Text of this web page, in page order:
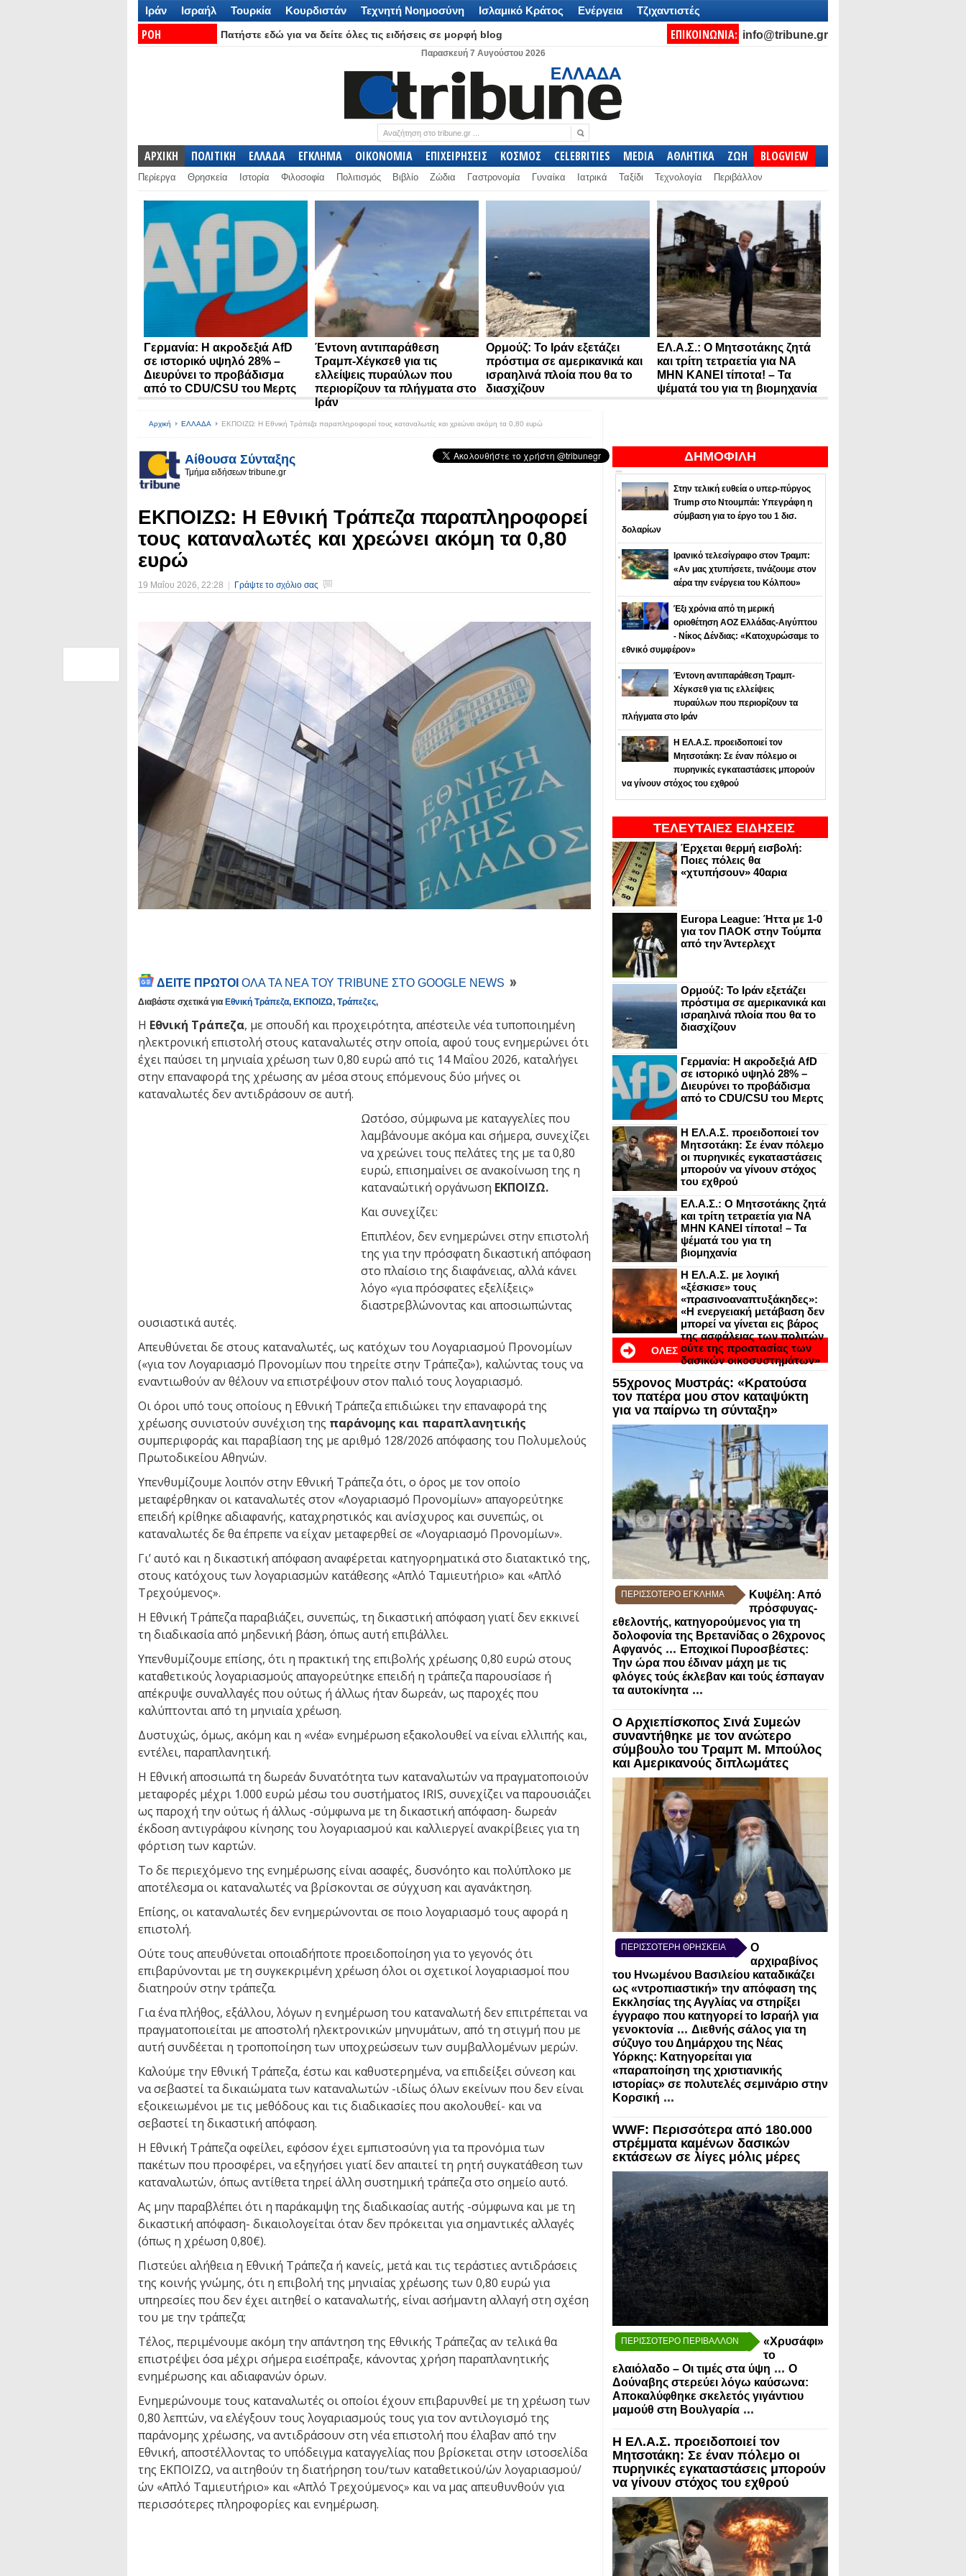
Ιράν Ισραήλ Τουρκία Κουρδιστάν Τεχνητή Νοημοσύνη Ισλαμικό Κράτος Ενέργεια Τζιχαντιστές
ΡΟΗ
Πατήστε εδώ για να δείτε όλες τις ειδήσεις σε μορφή blog ΕΠΙΚΟΙΝΩΝΙΑ: info@tribune.gr
Παρασκευή 7 Αυγούστου 2026
ΑΡΧΙΚΗ ΠΟΛΙΤΙΚΗ ΕΛΛΑΔΑ ΕΓΚΛΗΜΑ ΟΙΚΟΝΟΜΙΑ ΕΠΙΧΕΙΡΗΣΕΙΣ ΚΟΣΜΟΣ CELEBRITIES MEDIA ΑΘΛΗΤΙΚΑ ΖΩΗ BLOGVIEW
Περίεργα Θρησκεία Ιστορία Φιλοσοφία Πολιτισμός Βιβλίο Ζώδια Γαστρονομία Γυναίκα Ιατρικά Ταξίδι Τεχνολογία Περιβάλλον
Γερμανία: Η ακροδεξιά AfD
σε ιστορικό υψηλό 28% –
Διευρύνει το προβάδισμα
από το CDU/CSU του Μερτς
Έντονη αντιπαράθεση
Τραμπ-Χέγκσεθ για τις
ελλείψεις πυραύλων που
περιορίζουν τα πλήγματα στο
Ιράν
Ορμούζ: Το Ιράν εξετάζει
πρόστιμα σε αμερικανικά και
ισραηλινά πλοία που θα το
διασχίζουν
ΕΛ.Α.Σ.: Ο Μητσοτάκης ζητά
και τρίτη τετραετία για ΝΑ
ΜΗΝ ΚΑΝΕΙ τίποτα! – Τα
ψέματά του για τη βιομηχανία
ΔΗΜΟΦΙΛΗ
Στην τελική ευθεία ο υπερ-πύργος
Trump στο Ντουμπάι: Υπεγράφη η
σύμβαση για το έργο του 1 δισ.
δολαρίων
Ιρανικό τελεσίγραφο στον Τραμπ:
«Αν μας χτυπήσετε, τινάζουμε στον
αέρα την ενέργεια του Κόλπου»
Έξι χρόνια από τη μερική
οριοθέτηση ΑΟΖ Ελλάδας-Αιγύπτου
- Νίκος Δένδιας: «Κατοχυρώσαμε το
εθνικό συμφέρον»
Έντονη αντιπαράθεση Τραμπ-
Χέγκσεθ για τις ελλείψεις
πυραύλων που περιορίζουν τα
πλήγματα στο Ιράν
Η ΕΛ.Α.Σ. προειδοποιεί τον
Μητσοτάκη: Σε έναν πόλεμο οι
πυρηνικές εγκαταστάσεις μπορούν
να γίνουν στόχος του εχθρού
ΤΕΛΕΥΤΑΙΕΣ ΕΙΔΗΣΕΙΣ
Έρχεται θερμή εισβολή:
Ποιες πόλεις θα
«χτυπήσουν» 40αρια
Europa League: Ήττα με 1-0
για τον ΠΑΟΚ στην Τούμπα
από την Άντερλεχτ
Ορμούζ: Το Ιράν εξετάζει
πρόστιμα σε αμερικανικά και
ισραηλινά πλοία που θα το
διασχίζουν
Γερμανία: Η ακροδεξιά AfD
σε ιστορικό υψηλό 28% –
Διευρύνει το προβάδισμα
από το CDU/CSU του Μερτς
Η ΕΛ.Α.Σ. προειδοποιεί τον
Μητσοτάκη: Σε έναν πόλεμο
οι πυρηνικές εγκαταστάσεις
μπορούν να γίνουν στόχος
του εχθρού
ΕΛ.Α.Σ.: Ο Μητσοτάκης ζητά
και τρίτη τετραετία για ΝΑ
ΜΗΝ ΚΑΝΕΙ τίποτα! – Τα
ψέματά του για τη
βιομηχανία
Η ΕΛ.Α.Σ. με λογική
«ξέσκισε» τους
«πρασινοαναπτυξάκηδες»:
«Η ενεργειακή μετάβαση δεν
μπορεί να γίνεται εις βάρος
της ασφάλειας των πολιτών
ούτε της προστασίας των
δασικών οικοσυστημάτων»
ΟΛΕΣ
ΟΙ
ΕΙΔΗΣΕΙΣ ΣΕ BLOGVIEW
55χρονος Μυστράς: «Κρατούσα
τον πατέρα μου στον καταψύκτη
για να παίρνω τη σύνταξη»
ΠΕΡΙΣΣΟΤΕΡΟ ΕΓΚΛΗΜΑ
Κυψέλη: Από
πρόσφυγας-
εθελοντής, κατηγορούμενος για τη
δολοφονία της Βρετανίδας ο 26χρονος
Αφγανός ... Εποχικοί Πυροσβέστες:
Την ώρα που έδιναν μάχη με τις
φλόγες τούς έκλεβαν και τούς έσπαγαν
τα αυτοκίνητα ...
Ο Αρχιεπίσκοπος Σινά Συμεών
συναντήθηκε με τον ανώτερο
σύμβουλο του Τραμπ Μ. Μπούλος
και Αμερικανούς διπλωμάτες
ΠΕΡΙΣΣΟΤΕΡΗ ΘΡΗΣΚΕΙΑ
Ο
αρχιραβίνος
του Ηνωμένου Βασιλείου καταδικάζει
ως «ντροπιαστική» την απόφαση της
Εκκλησίας της Αγγλίας να στηρίξει
έγγραφο που κατηγορεί το Ισραήλ για
γενοκτονία ... Διεθνής σάλος για τη
σύζυγο του Δημάρχου της Νέας
Υόρκης: Κατηγορείται για
«παραποίηση της χριστιανικής
ιστορίας» σε πολυτελές σεμινάριο στην
Κορσική ...
WWF: Περισσότερα από 180.000
στρέμματα καμένων δασικών
εκτάσεων σε λίγες μόλις μέρες
ΠΕΡΙΣΣΟΤΕΡΟ ΠΕΡΙΒΑΛΛΟΝ
«Χρυσάφι»
το
ελαιόλαδο – Οι τιμές στα ύψη ... Ο
Δούναβης στερεύει λόγω καύσωνα:
Αποκαλύφθηκε σκελετός γιγάντιου
μαμούθ στη Βουλγαρία ...
Η ΕΛ.Α.Σ. προειδοποιεί τον
Μητσοτάκη: Σε έναν πόλεμο οι
πυρηνικές εγκαταστάσεις μπορούν
να γίνουν στόχος του εχθρού
Αρχική ΕΛΛΑΔΑ ΕΚΠΟΙΖΩ: Η Εθνική Τράπεζα παραπληροφορεί τους καταναλωτές και χρεώνει ακόμη τα 0,80 ευρώ
Αίθουσα Σύνταξης
Τμήμα ειδήσεων tribune.gr
ΕΚΠΟΙΖΩ: Η Εθνική Τράπεζα παραπληροφορεί
τους καταναλωτές και χρεώνει ακόμη τα 0,80
ευρώ
19 Μαΐου 2026, 22:28 Γράψτε το σχόλιο σας
ΔΕΙΤΕ ΠΡΩΤΟΙ ΟΛΑ ΤΑ ΝΕΑ ΤΟΥ TRIBUNE ΣΤΟ GOOGLE NEWS
Διαβάστε σχετικά για Εθνική Τράπεζα, ΕΚΠΟΙΖΩ, Τράπεζες,
Η Εθνική Τράπεζα, με σπουδή και προχειρότητα, απέστειλε νέα τυποποιημένη
ηλεκτρονική επιστολή στους καταναλωτές στην οποία, αφού τους ενημερώνει ότι
έχει παύσει τη μηνιαία χρέωση των 0,80 ευρώ από τις 14 Μαΐου 2026, καταλήγει
στην επαναφορά της χρέωσης αν μέσα στους επόμενους δύο μήνες οι
καταναλωτές δεν αντιδράσουν σε αυτή.
Ωστόσο, σύμφωνα με καταγγελίες που
λαμβάνουμε ακόμα και σήμερα, συνεχίζει
να χρεώνει τους πελάτες της με τα 0,80
ευρώ, επισημαίνει σε ανακοίνωση της η
καταναώτική οργάνωση ΕΚΠΟΙΖΩ.
Και συνεχίζει:
Επιπλέον, δεν ενημερώνει στην επιστολή
της για την πρόσφατη δικαστική απόφαση
στο πλαίσιο της διαφάνειας, αλλά κάνει
λόγο «για πρόσφατες εξελίξεις»
διαστρεβλώνοντας και αποσιωπώντας
ουσιαστικά αυτές.
Απευθύνεται δε στους καταναλωτές, ως κατόχων του Λογαριασμού Προνομίων
(«για τον Λογαριασμό Προνομίων που τηρείτε στην Τράπεζα»), καλώντας τους να
εναντιωθούν αν θέλουν να επιστρέψουν στον παλιό τους λογαριασμό.
Οι όροι υπό τους οποίους η Εθνική Τράπεζα επιδιώκει την επαναφορά της
χρέωσης συνιστούν συνέχιση της παράνομης και παραπλανητικής
συμπεριφοράς και παραβίαση της με αριθμό 128/2026 απόφασης του Πολυμελούς
Πρωτοδικείου Αθηνών.
Υπενθυμίζουμε λοιπόν στην Εθνική Τράπεζα ότι, ο όρος με τον οποίο
μεταφέρθηκαν οι καταναλωτές στον «Λογαριασμό Προνομίων» απαγορεύτηκε
επειδή κρίθηκε αδιαφανής, καταχρηστικός και ανίσχυρος και συνεπώς, οι
καταναλωτές δε θα έπρεπε να είχαν μεταφερθεί σε «Λογαριασμό Προνομίων».
Γι’ αυτό και η δικαστική απόφαση αναφέρεται κατηγορηματικά στο διατακτικό της,
στους κατόχους των λογαριασμών κατάθεσης «Απλό Ταμιευτήριο» και «Απλό
Τρεχούμενος».
Η Εθνική Τράπεζα παραβιάζει, συνεπώς, τη δικαστική απόφαση γιατί δεν εκκινεί
τη διαδικασία από μηδενική βάση, όπως αυτή επιβάλλει.
Υπενθυμίζουμε επίσης, ότι η πρακτική της επιβολής χρέωσης 0,80 ευρώ στους
καταθετικούς λογαριασμούς απαγορεύτηκε επειδή η τράπεζα παρουσίασε ή
απέκρυψε συναλλαγές που ούτως ή άλλως ήταν δωρεάν, ως παροχές που
καλύπτονται από τη μηνιαία χρέωση.
Δυστυχώς, όμως, ακόμη και η «νέα» ενημέρωση εξακολουθεί να είναι ελλιπής και,
εντέλει, παραπλανητική.
Η Εθνική αποσιωπά τη δωρεάν δυνατότητα των καταναλωτών να πραγματοποιούν
μεταφορές μέχρι 1.000 ευρώ μέσω του συστήματος IRIS, συνεχίζει να παρουσιάζει
ως παροχή την ούτως ή άλλως -σύμφωνα με τη δικαστική απόφαση- δωρεάν
έκδοση αντιγράφου κίνησης του λογαριασμού και καλλιεργεί ανακρίβειες για τη
φόρτιση των καρτών.
Το δε περιεχόμενο της ενημέρωσης είναι ασαφές, δυσνόητο και πολύπλοκο με
αποτέλεσμα οι καταναλωτές να βρίσκονται σε σύγχυση και αγανάκτηση.
Επίσης, οι καταναλωτές δεν ενημερώνονται σε ποιο λογαριασμό τους αφορά η
επιστολή.
Ούτε τους απευθύνεται οποιαδήποτε προειδοποίηση για το γεγονός ότι
επιβαρύνονται με τη συγκεκριμένη χρέωση όλοι οι σχετικοί λογαριασμοί που
διατηρούν στην τράπεζα.
Για ένα πλήθος, εξάλλου, λόγων η ενημέρωση του καταναλωτή δεν επιτρέπεται να
πραγματοποιείται με αποστολή ηλεκτρονικών μηνυμάτων, από τη στιγμή που με
αυτή συνδέεται η τροποποίηση των υποχρεώσεων των συμβαλλομένων μερών.
Καλούμε την Εθνική Τράπεζα, έστω και καθυστερημένα, να επιδείξει σύνεση και
να σεβαστεί τα δικαιώματα των καταναλωτών -ιδίως όλων εκείνων που δεν είναι
εξοικειωμένοι με τις μεθόδους και τις διαδικασίες που ακολουθεί- και να
σεβαστεί τη δικαστική απόφαση.
Η Εθνική Τράπεζα οφείλει, εφόσον έχει εμπιστοσύνη για τα προνόμια των
πακέτων που προσφέρει, να εξηγήσει γιατί δεν απαιτεί τη ρητή συγκατάθεση των
καταναλωτών, όπως αντίθετα τηρεί άλλη συστημική τράπεζα στο σημείο αυτό.
Ας μην παραβλέπει ότι η παράκαμψη της διαδικασίας αυτής -σύμφωνα και με τη
δικαστική απόφαση- δικαιολογείται όταν δεν πρόκειται για σημαντικές αλλαγές
(όπως η χρέωση 0,80€).
Πιστεύει αλήθεια η Εθνική Τράπεζα ή κανείς, μετά και τις τεράστιες αντιδράσεις
της κοινής γνώμης, ότι η επιβολή της μηνιαίας χρέωσης των 0,80 ευρώ για
υπηρεσίες που δεν έχει αιτηθεί ο καταναλωτής, είναι ασήμαντη αλλαγή στη σχέση
του με την τράπεζα;
Τέλος, περιμένουμε ακόμη την απάντηση της Εθνικής Τράπεζας αν τελικά θα
επιστρέψει όσα μέχρι σήμερα εισέπραξε, κάνοντας χρήση παραπλανητικής
ενημέρωσης και αδιαφανών όρων.
Ενημερώνουμε τους καταναλωτές οι οποίοι έχουν επιβαρυνθεί με τη χρέωση των
0,80 λεπτών, να ελέγξουν τους λογαριασμούς τους για τον αντιλογισμό της
παράνομης χρέωσης, να αντιδράσουν στη νέα επιστολή που έλαβαν από την
Εθνική, αποστέλλοντας το υπόδειγμα καταγγελίας που βρίσκεται στην ιστοσελίδα
της ΕΚΠΟΙΖΩ, να αιτηθούν τη διατήρηση του/των καταθετικού/ών λογαριασμού/
ών «Απλό Ταμιευτήριο» και «Απλό Τρεχούμενος» και να μας απευθυνθούν για
περισσότερες πληροφορίες και ενημέρωση.